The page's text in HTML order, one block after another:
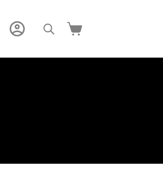
Carro